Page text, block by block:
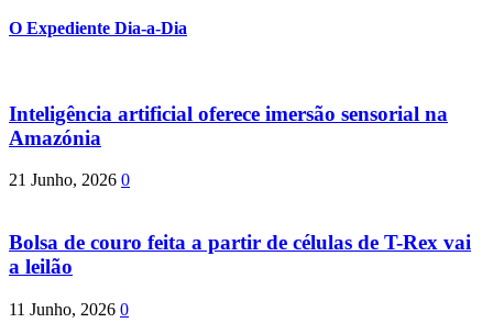
O Expediente Dia-a-Dia
Inteligência artificial oferece imersão sensorial na
Amazónia
21 Junho, 2026 0
Bolsa de couro feita a partir de células de T-Rex vai
a leilão
11 Junho, 2026 0